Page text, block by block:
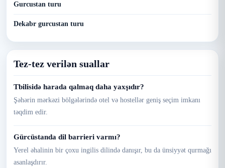
Gurcustan turu
Dekabr gurcustan turu
Tez-tez verilən suallar
Tbilisidə harada qalmaq daha yaxşıdır?
Şəhərin mərkəzi bölgələrində otel və hostellər geniş seçim imkanı
təqdim edir.
Gürcüstanda dil barrieri varmı?
Yerel əhalinin bir çoxu ingilis dilində danışır, bu da ünsiyyət qurmağı
asanlaşdırır.